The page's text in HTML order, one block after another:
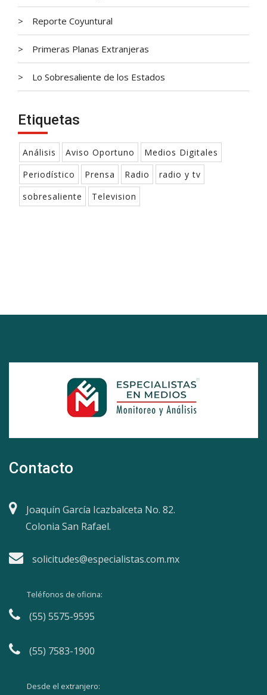
Reporte Coyuntural
Primeras Planas Extranjeras
Lo Sobresaliente de los Estados
Etiquetas
Análisis Aviso Oportuno
Medios Digitales
Periodístico
Prensa Radio
radio y tv
sobresaliente
Television
Contacto
Joaquín García Icazbalceta No. 82.
Colonia San Rafael.
solicitudes@especialistas.com.mx
Teléfonos de oficina:
(55) 5575-9595
(55) 7583-1900
Desde el extranjero: